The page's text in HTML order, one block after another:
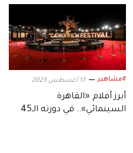
#مشاهير 11 أغسطس 2023
أبرز أفلام «القاهرة
السينمائي».. في دورته الـ45